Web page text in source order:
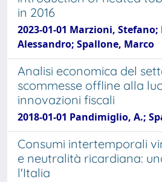
in 2016
2023-01-01 Marzioni,
Alessandro; Spallone, Marco
Analisi economica del
scommesse offline alla
innovazioni fiscali
2018-01-01 Pandimiglio, A.;
Consumi intertemporali
e neutralità ricardiana:
l'Italia